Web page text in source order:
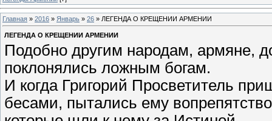
Главная » 2016 » Январь » 26 » ЛЕГЕНДА О КРЕЩЕНИИ АРМЕНИИ
ЛЕГЕНДА О КРЕЩЕНИИ АРМЕНИИ
Подобно другим народам, армяне,
поклонялись ложным богам.
И когда Григорий Просветитель
бесами, пытались ему